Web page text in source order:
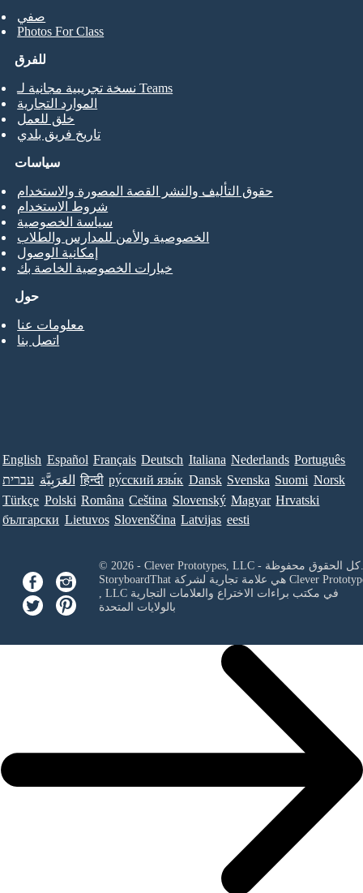
صفي
Photos For Class
للفرق
نسخة تجريبية مجانية لـ Teams
الموارد التجارية
خلق للعمل
تاريخ فريق بلدي
حول
معلومات عنا
اتصل بنا
سياسات
حقوق التأليف والنشر القصة المصورة والاستخدام
شروط الاستخدام
سياسة الخصوصية
الخصوصية والأمن للمدارس والطلاب
إمكانية الوصول
خيارات الخصوصية الخاصة بك
English Español Français Deutsch Italiana Nederlands Português
עברית العَرَبِيَّة हिन्दी ру́сский язы́к Dansk Svenska Suomi Norsk
Türkçe Polski Româna Ceština Slovenský Magyar Hrvatski
български Lietuvos Slovenščina Latvijas eesti
© 2026 - Clever Prototypes, LLC - كل الحقوق محفوظة.
StoryboardThat هي علامة تجارية لشركة Clever
, LLCفي مكتب براءات الاختراع والعلامات التجارية
بالولايات المتحدة